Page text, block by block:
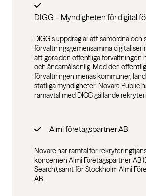
DIGG – Myndigheten för digital
DIGG:s uppdrag är att samordna och
förvaltningsgemensamma
att göra den offentliga förvaltningen
och ändamålsenlig. Med den
förvaltningen menas kommuner,
statliga myndigheter. Novare Public
ramavtal med DIGG gällande
Almi företagspartner AB
Novare har ramtal för
koncernen Almi Företagspartner AB
Search), samt för Stockholm Almi
AB.